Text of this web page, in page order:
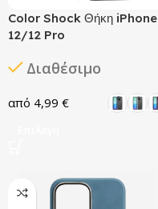
Color Shock Θήκη iPhone
12/12 Pro
Διαθέσιμο
4,99 €